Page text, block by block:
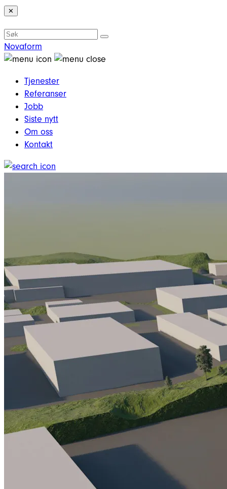
✕
Novaform
Tjenester
Referanser
Jobb
Siste nytt
Om oss
Kontakt